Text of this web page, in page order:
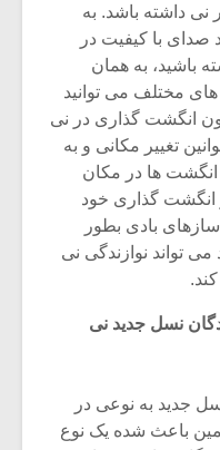
داشته باشد. به
صدای با کیفیت در
باشید، به همان
مختلف می توانید
انگشت گذاری در نی
تغییر مکانی و به
انگشت ها در مکان
انگشت گذاری خود
بادی بطور
می تواند نوازندگی نی
نسل جدید نی
جدید به نوعی در
باعث شده یک نوع